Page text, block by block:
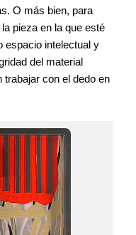
O más bien, para
pieza en la que esté
espacio intelectual y
del material
con el dedo en